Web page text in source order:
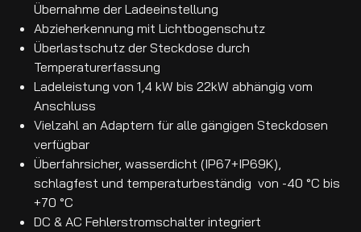
Übernahme der Ladeeinstellung
Abzieherkennung mit Lichtbogenschutz
Überlastschutz der Steckdose durch
Temperaturerfassung
Ladeleistung von 1,4 kW bis 22kW abhängig vom
Anschluss
Vielzahl an Adaptern für alle gängigen Steckdosen
verfügbar
Überfahrsicher, wasserdicht (IP67+IP69K),
schlagfest und temperaturbeständig von -40 °C bis
+70 °C
DC & AC Fehlerstromschalter integriert